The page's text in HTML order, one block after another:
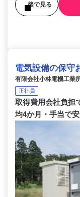
後で見る
電気設備の保守
有限会社小林電機工業
正社員
取得費用会社負担
均4か月・手当で